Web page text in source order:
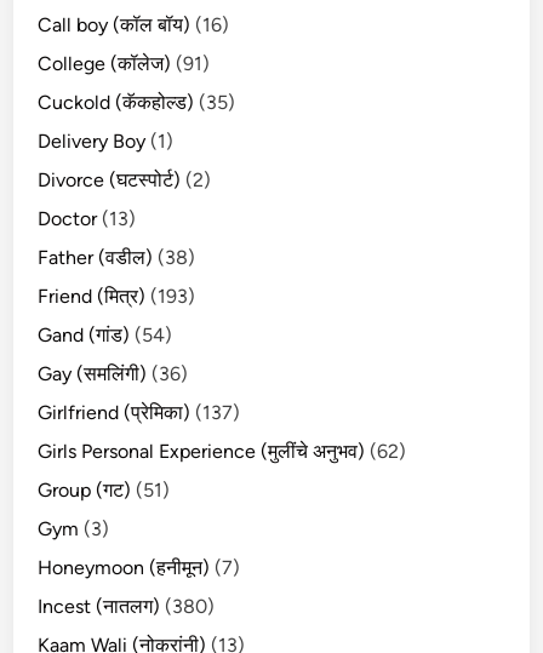
Call boy (कॉल बॉय) (16)
College (कॉलेज) (91)
Cuckold (कॅकहोल्ड) (35)
Delivery Boy (1)
Divorce (घटस्पोर्ट) (2)
Doctor(13)
Father (वडील) (38)
Friend (मित्र) (193)
Gand (गांड) (54)
Gay (समलिंगी) (36)
Girlfriend (प्रेमिका) (137)
Girls Personal Experience (मुलींचे अनुभव) (62)
Group (गट) (51)
Gym (3)
Honeymoon (हनीमून) (7)
Incest (नातलग) (380)
Kaam Wali (नोकरांनी) (13)